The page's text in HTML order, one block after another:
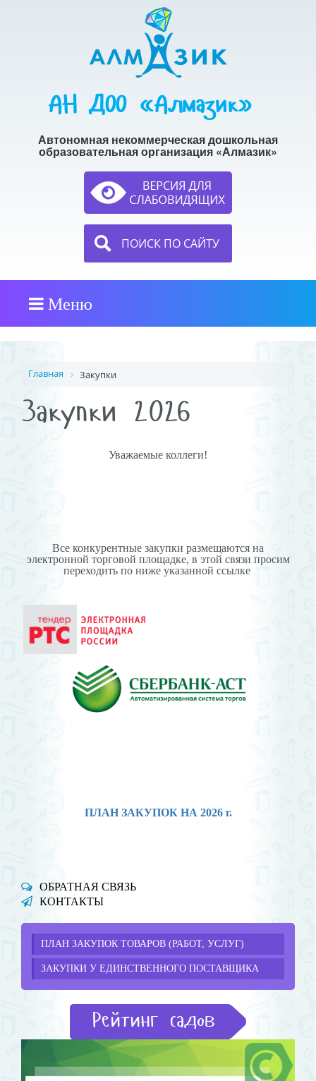
АН ДОО «Алмазик»
Автономная некоммерческая дошкольная
образовательная организация «Алмазик»
ПОИСК ПО САЙТУ
Меню
Главная Закупки
Закупки 2026
Уважаемые коллеги!
Все конкурентные закупки размещаются на
электронной торговой площадке, в этой связи просим
переходить по ниже указанной ссылке
ПЛАН ЗАКУПОК НА 2026 г.
ОБРАТНАЯ СВЯЗЬ
КОНТАКТЫ
ПЛАН ЗАКУПОК ТОВАРОВ (РАБОТ, УСЛУГ)
ЗАКУПКИ У ЕДИНСТВЕННОГО ПОСТАВЩИКА
Рейтинг садов